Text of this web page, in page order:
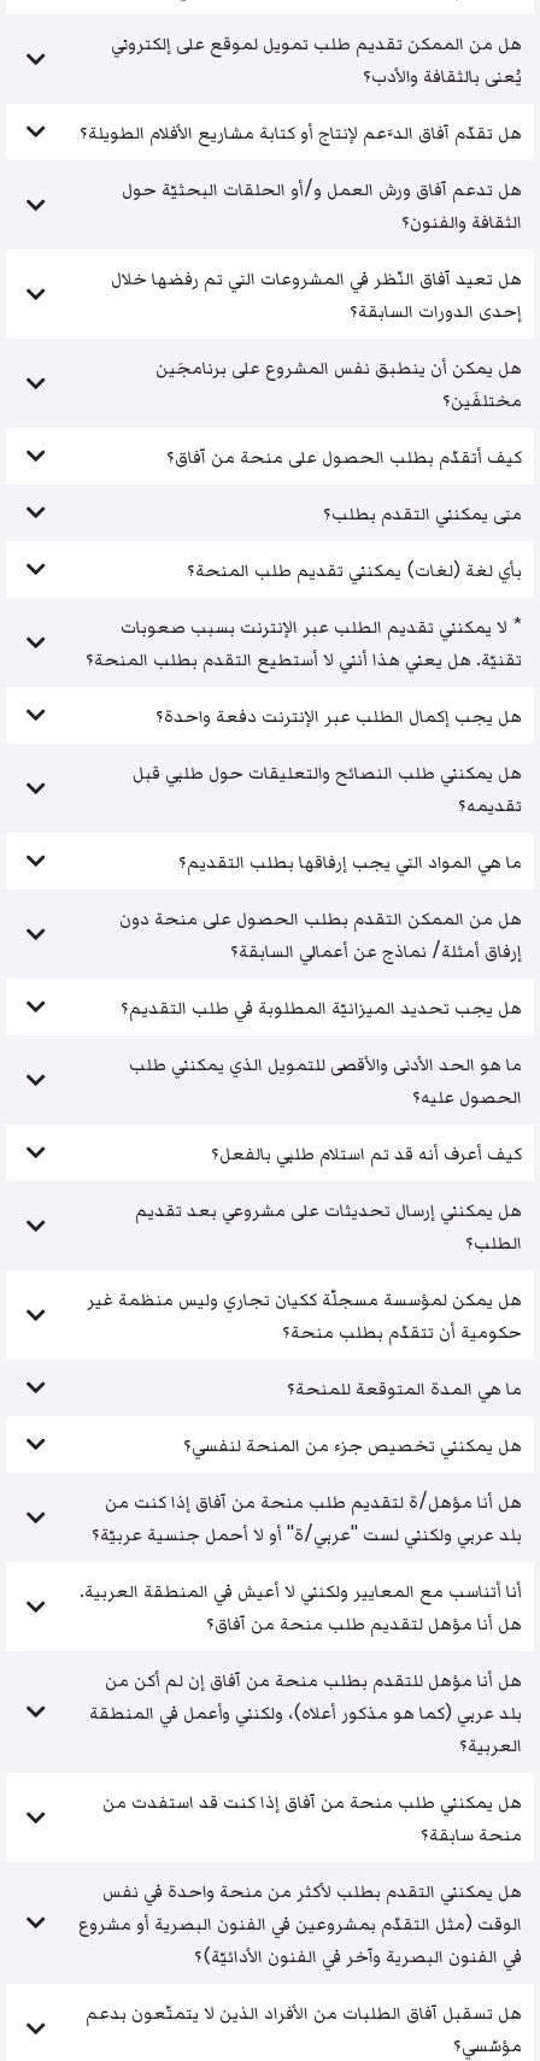
هل من الممكن تقديم طلب تمويل لموقع على إلكتروني
يُعنى بالثقافة والأدب؟
هل تقدّم آفاق الدَّعم لإنتاج أو كتابة مشاريع الأفلام الطويلة؟
هل تدعم آفاق ورش العمل و/أو الحلقات البحثيّة حول
الثقافة والفنون؟
هل تعيد آفاق النّظر في المشروعات التي تم رفضها خلال
إحدى الدورات السابقة؟
هل يمكن أن ينطبق نفس المشروع على برنامجَين
مختلفَين؟
كيف أتقدّم بطلب الحصول على منحة من آفاق؟
متى يمكنني التقدم بطلب؟
بأي لغة (لغات) يمكنني تقديم طلب المنحة؟
* لا يمكنني تقديم الطلب عبر الإنترنت بسبب صعوبات
تقنيّة. هل يعني هذا أنني لا أستطيع التقدم بطلب المنحة؟
هل يجب إكمال الطلب عبر الإنترنت دفعة واحدة؟
هل يمكنني طلب النصائح والتعليقات حول طلبي قبل
تقديمه؟
ما هي المواد التي يجب إرفاقها بطلب التقديم؟
هل من الممكن التقدم بطلب الحصول على منحة دون
إرفاق أمثلة/ نماذج عن أعمالي السابقة؟
هل يجب تحديد الميزانيّة المطلوبة في طلب التقديم؟
ما هو الحد الأدنى والأقصى للتمويل الذي يمكنني طلب
الحصول عليه؟
كيف أعرف أنه قد تم استلام طلبي بالفعل؟
هل يمكنني إرسال تحديثات على مشروعي بعد تقديم
الطلب؟
هل يمكن لمؤسسة مسجلّة ككيان تجاري وليس منظمة غير
حكومية أن تتقدّم بطلب منحة؟
ما هي المدة المتوقعة للمنحة؟
هل يمكنني تخصيص جزء من المنحة لنفسي؟
هل أنا مؤهل/ة لتقديم طلب منحة من آفاق إذا كنت من
بلد عربي ولكنني لست "عربي/ة" أو لا أحمل جنسية عربيّة؟
أنا أتناسب مع المعايير ولكنني لا أعيش في المنطقة العربية.
هل أنا مؤهل لتقديم طلب منحة من آفاق؟
هل أنا مؤهل للتقدم بطلب منحة من آفاق إن لم أكن من
بلد عربي (كما هو مذكور أعلاه)، ولكنني وأعمل في المنطقة
العربية؟
هل يمكنني طلب منحة من آفاق إذا كنت قد استفدت من
منحة سابقة؟
هل يمكنني التقدم بطلب لأكثر من منحة واحدة في نفس
الوقت (مثل التقدّم بمشروعين في الفنون البصرية أو مشروع
في الفنون البصرية وآخر في الفنون الأدائيّة)؟
هل تسقبل آفاق الطلبات من الأفراد الذين لا يتمتّعون بدعم
مؤسّسي؟